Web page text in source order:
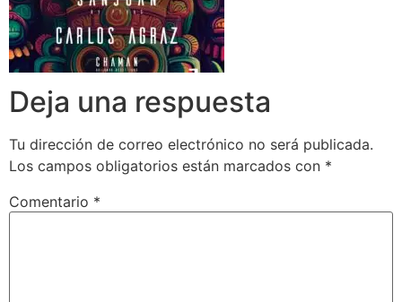
Deja una respuesta
Tu dirección de correo electrónico no será publicada.
Los campos obligatorios están marcados con *
Comentario *